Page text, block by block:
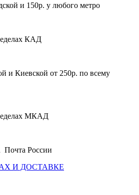
и 150р. у любого метро
КАД
и Киевской от 250р. по всему
МКАД
России
И ДОСТАВКЕ